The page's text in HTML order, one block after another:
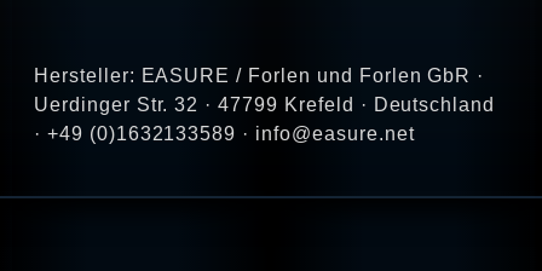
Hersteller: EASURE / Forlen und Forlen GbR ·
Uerdinger Str. 32 · 47799 Krefeld · Deutschland
· +49 (0)1632133589 · info@easure.net